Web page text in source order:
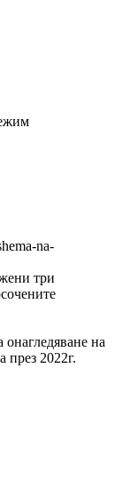
na-
три
на
през 2022г.